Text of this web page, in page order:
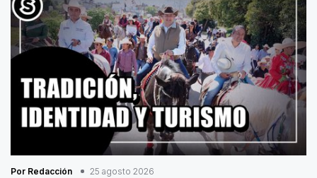
Por Redacción 25 agosto 2026